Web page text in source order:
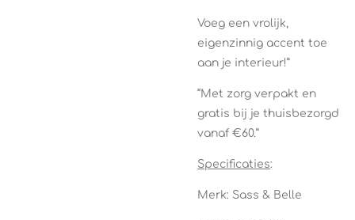
Voeg een vrolijk,
eigenzinnig accent toe
aan je interieur!”
“Met zorg verpakt en
gratis bij je thuisbezorgd
vanaf €60.”
Specificaties:
Merk: Sass & Belle